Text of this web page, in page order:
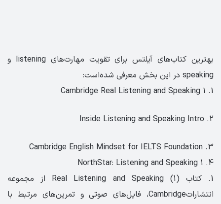
بهترین کتاب‌های آیلتس برای تقویت مها‌رت‌های listening و
speaking در این بخش معرفی شده‌است:
1. Cambridge Real Listening and Speaking 1
2. Inside Listening and Speaking Intro
3. Cambridge English Mindset for IELTS Foundation
4. NorthStar: Listening and Speaking 1
1. کتاب Real Listening and Speaking (1) از مجموعه
انتشاراتCambridge، فایل‌های صوتی و تمرین‌های مرتبط با